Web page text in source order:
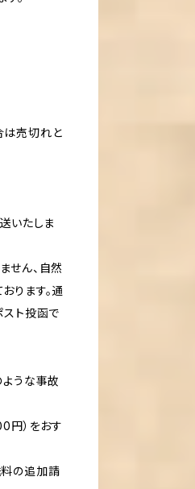
は売切れと
いたしま
せん、自然
ります。通
スト投函で
ような事故
円）をおす
の追加請